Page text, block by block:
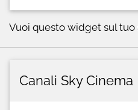
Vuoi questo widget sul tuo
Canali Sky Cinema